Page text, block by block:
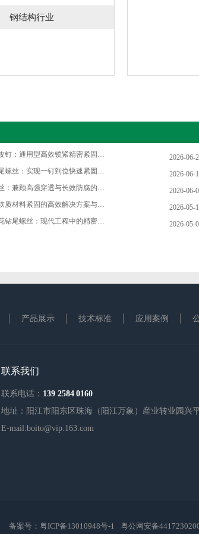
钢结构行业
2026-06-
圆头十字自攻钉：通用型高效锁紧精密紧固螺丝，民用装配与轻工业量产的主流标配紧固件
2026-06-
六角法兰钻尾螺丝：实现一钉到位快速紧固，兼具施工高效、承压稳固、防水防腐、抗震防松的核心优势
2026-06-
复合钻尾螺丝：兼顾高强穿透与长效防腐的双金属紧固核心件
2026-05-
燕尾螺丝：软质材料紧固的高效解决方案与产业发展全景
2026-05-
平头十字压花钻尾螺丝：现代工程中的精密连接革命
产品展示 技术标准 应用案例
联系我们
联系电话： 139 2584 0160
地址：阳江市阳东区珠海（阳江万象）産业转业园兴
E-mail:boito@vip.163.com
备案号： 粤ICP备13010948号-1 粤公网安备